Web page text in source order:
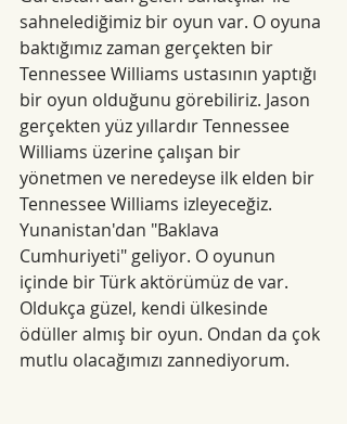
sahnelediğimiz bir oyun var. O oyuna
baktığımız zaman gerçekten bir
Tennessee Williams ustasının yaptığı
bir oyun olduğunu görebiliriz. Jason
gerçekten yüz yıllardır Tennessee
Williams üzerine çalışan bir
yönetmen ve neredeyse ilk elden bir
Tennessee Williams izleyeceğiz.
Yunanistan'dan "Baklava
Cumhuriyeti" geliyor. O oyunun
içinde bir Türk aktörümüz de var.
Oldukça güzel, kendi ülkesinde
ödüller almış bir oyun. Ondan da çok
mutlu olacağımızı zannediyorum.